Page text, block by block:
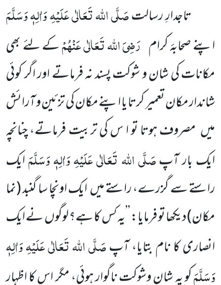
تاجدارِ رسالتصَلَّی اللہ تَعَالٰی عَلَیْہِ وَاٰلِہٖ وَسَلَّمَ
اپنے صحابۂ کرام رَضِیَ اللہ تَعَالٰی عَنْہُمْکے لئے بھی
مکانات کی شان و شوکت پسند نہ فرماتے اور اگر کوئی
شاندار مکان تعمیر کرتا یا اپنے مکان کی تزئین و آرائش
میں مصروف ہوتا تو ا س کی تربیت فرماتے، چنانچہ
ایک بار آپصَلَّی اللہ تَعَالٰی عَلَیْہِ وَاٰلِہٖ وَسَلَّمَایک
راستے سے گزرے، راستے میں ایک اونچا سا گنبد (نما
مکان) دیکھا تو فرمایا: ’’یہ کس کا ہے؟ لوگوں نے ایک
انصاری کا نام بتایا، آپصَلَّی اللہ تَعَالٰی عَلَیْہِ وَاٰلِہٖ
وَسَلَّمَکو یہ شان وشوکت ناگوار ہوئی، مگر اس کا اظہار